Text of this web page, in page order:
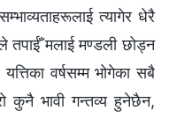
त्यागेर धेरै
तपाईँ मलाई मण्डली छोड्न
वर्षसम्म भोगेका सबै
कुनै भावी गन्तव्य हुनेछैन,